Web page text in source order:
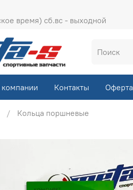
время) сб.вс - выходной
Контакты Оферта
Кольца поршневые